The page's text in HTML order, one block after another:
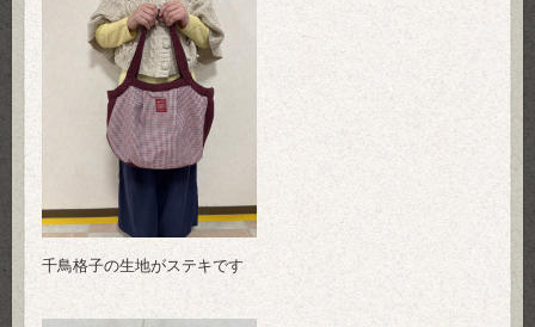
千鳥格子の生地がステキです